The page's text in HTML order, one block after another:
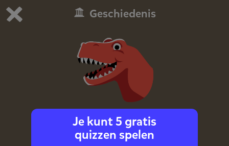
Dit is de gratis demo van Squla.
Bestel nu
1
Geschiedenis
Dinosaurussen
Je kunt 5 gratis
quizzen spelen